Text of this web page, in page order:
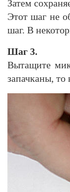
Затем
Этот шаг не
шаг. В
Шаг 3.
Вытащите
запачканы, то